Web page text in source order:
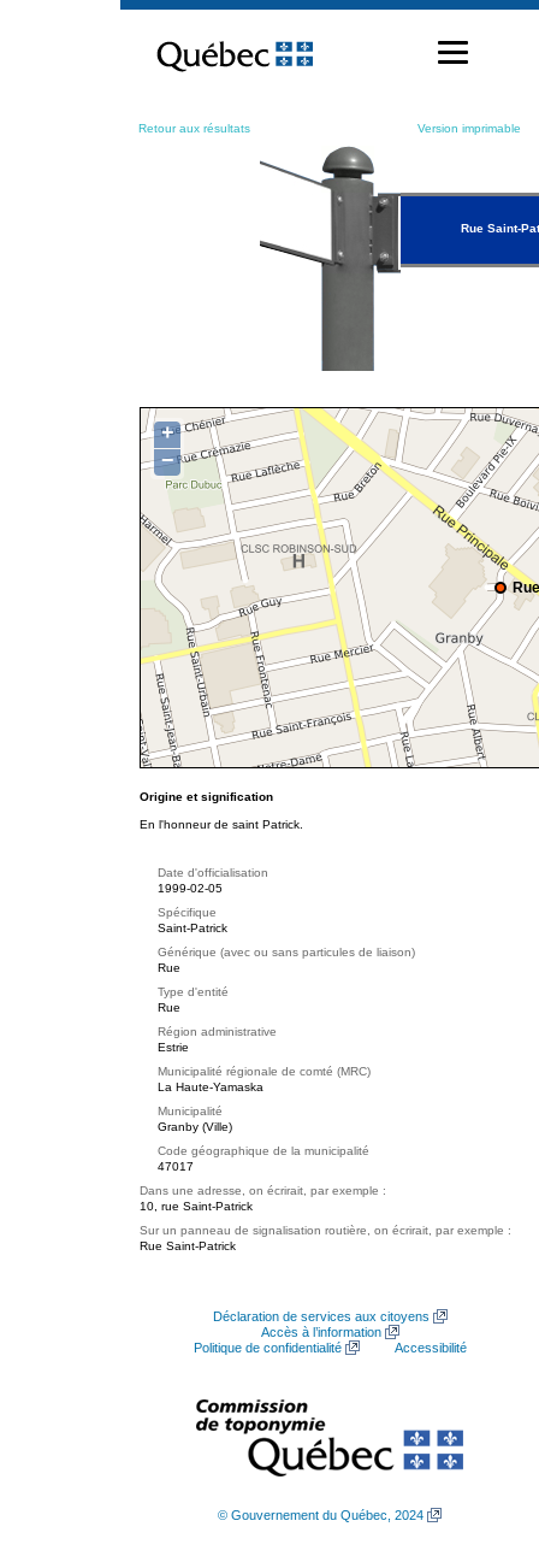
contenu
Retour aux résultats Version imprimable
Rue Saint-
+
−
Origine et signification
En l'honneur de saint Patrick.
Date d'officialisation
1999-02-05
Spécifique
Saint-Patrick
Générique (avec ou sans particules de liaison)
Rue
Type d'entité
Rue
Région administrative
Estrie
Municipalité régionale de comté (MRC)
La Haute-Yamaska
Municipalité
Granby (Ville)
Code géographique de la municipalité
47017
Dans une adresse, on écrirait, par exemple :
10, rue Saint-Patrick
Sur un panneau de signalisation routière, on écrirait, par exemple :
Rue Saint-Patrick
Déclaration de services aux citoyens
Accès à l’information
Politique de confidentialité
Accessibilité
© Gouvernement du Québec, 2024